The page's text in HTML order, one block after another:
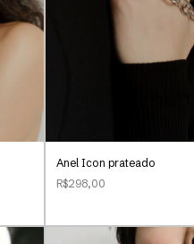
Anel Icon prateado
R$298,00